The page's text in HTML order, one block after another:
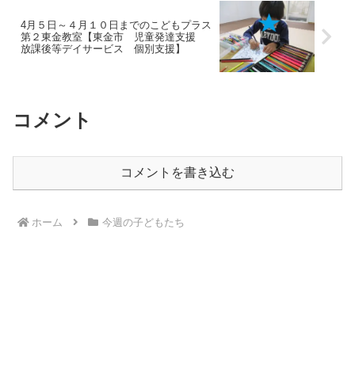
4月５日～４月１０日までのこどもプラス
第２東金教室【東金市 児童発達支援
放課後等デイサービス 個別支援】
コメント
コメントを書き込む
ホーム 今週の子どもたち